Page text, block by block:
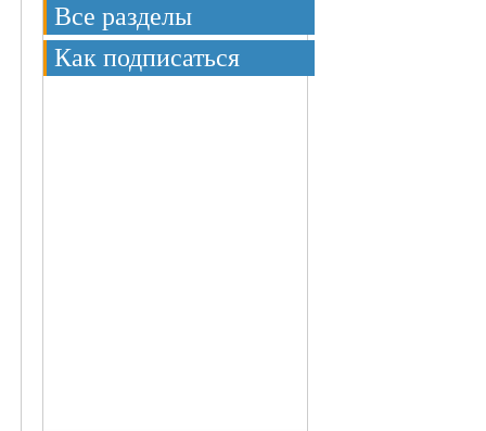
Все разделы
Как подписаться